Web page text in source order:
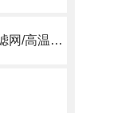
耐高温过滤棉/耐高温纤维过滤网/高温合成纤维滤棉